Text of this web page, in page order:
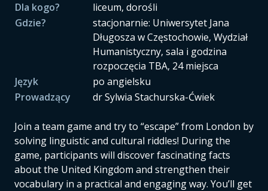
Dla kogo?
liceum, dorośli
Gdzie?
stacjonarnie: Uniwersytet Jana
Długosza w Częstochowie, Wydział
Humanistyczny, sala i godzina
rozpoczęcia TBA, 24 miejsca
Język
po angielsku
Prowadzący
dr Sylwia Stachurska-Ćwiek
Join a team game and try to “escape” from London by
solving linguistic and cultural riddles! During the
game, participants will discover fascinating facts
about the United Kingdom and strengthen their
vocabulary in a practical and engaging way. You’ll get